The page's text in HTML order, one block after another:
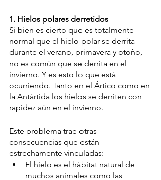
1. Hielos polares derretidos
Si bien es cierto que es totalmente
normal que el hielo polar se derrita
durante el verano, primavera y otoño,
no es común que se derrita en el
invierno. Y es esto lo que está
ocurriendo. Tanto en el Ártico como en
la Antártida los hielos se derriten con
rapidez aún en el invierno.
Este problema trae otras
consecuencias que están
estrechamente vinculadas:
El hielo es el hábitat natural de
muchos animales como las